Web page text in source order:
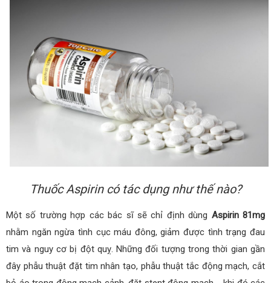
Thuốc Aspirin có tác dụng như thế nào?
Một số trường hợp các bác sĩ sẽ chỉ định dùng Aspirin 81mg
nhằm ngăn ngừa tình cục máu đông, giảm được tình trạng đau
tim và nguy cơ bị đột quỵ. Những đối tượng trong thời gian gần
đây phẫu thuật đặt tim nhân tạo, phẫu thuật tắc động mạch, cắt